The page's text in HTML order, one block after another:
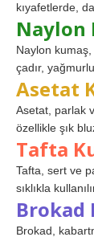
kıyafetlerde,
Naylon
Naylon kumaş,
çadır,
Asetat
Asetat, parlak
özellikle şık
Tafta
Tafta, sert ve
sıklıkla
Brokad
Brokad,